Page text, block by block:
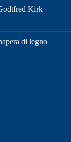
Kirk
di legno